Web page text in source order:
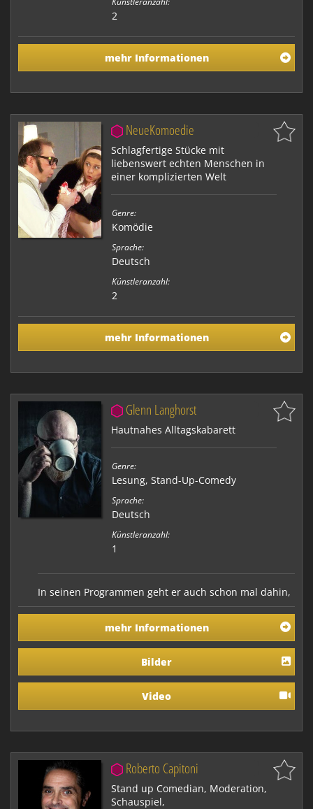
2
mehr Informationen
NeueKomoedie
Schlagfertige Stücke mit
liebenswert echten Menschen in
einer komplizierten Welt
Genre:
Komödie
Sprache:
Deutsch
Künstleranzahl:
2
mehr Informationen
Glenn Langhorst
Hautnahes Alltagskabarett
Genre:
Lesung, Stand-Up-Comedy
Sprache:
Deutsch
Künstleranzahl:
1
In seinen Programmen geht er auch schon mal dahin,
wo "der Spaß aufhört” oder “Schluss mit lustig” ist.
Beides ist bei Glenn Langhorst allerdings nie der Fall,
denn wenn Sie denken, dass es jetzt zu viel des Guten
war, legt er noch eine Schippe drauf. So unterhält er
sein Publikum mit allerhand…
mehr Informationen
Bilder
Video
Roberto Capitoni
Stand up Comedian, Moderation,
Schauspiel,